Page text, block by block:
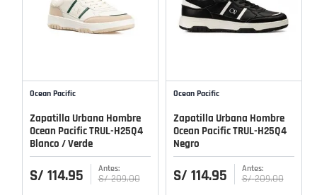
Ocean Pacific
Zapatilla Urbana Hombre
Ocean Pacific TRUL-H25Q4
Blanco / Verde
S/ 114.95 S/ 209.00
Ocean Pacific
Zapatilla Urbana Hombre
Ocean Pacific TRUL-H25Q4
Negro
S/ 114.95 S/ 209.00